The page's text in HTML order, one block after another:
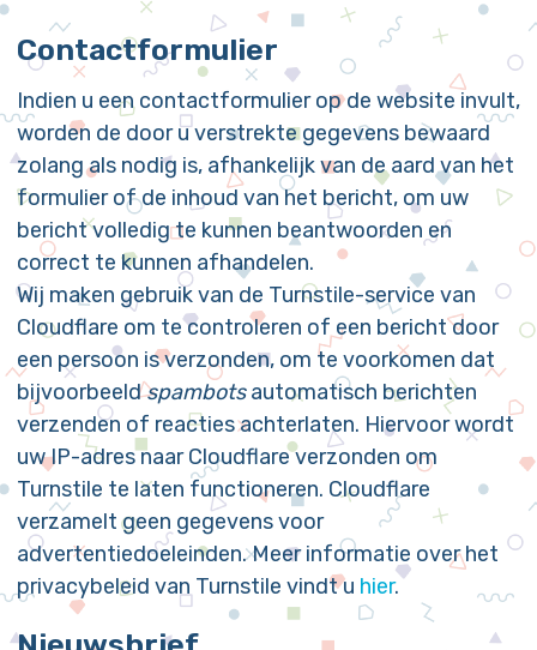
Contactformulier
Indien u een contactformulier op de website invult,
worden de door u verstrekte gegevens bewaard
zolang als nodig is, afhankelijk van de aard van het
formulier of de inhoud van het bericht, om uw
bericht volledig te kunnen beantwoorden en
correct te kunnen afhandelen.
Wij maken gebruik van de Turnstile-service van
Cloudflare om te controleren of een bericht door
een persoon is verzonden, om te voorkomen dat
bijvoorbeeldspambotsautomatisch berichten
verzenden of reacties achterlaten. Hiervoor wordt
uw IP-adres naar Cloudflare verzonden om
Turnstile te laten functioneren. Cloudflare
verzamelt geen gegevens voor
advertentiedoeleinden. Meer informatie over het
privacybeleid van Turnstile vindt u hier.